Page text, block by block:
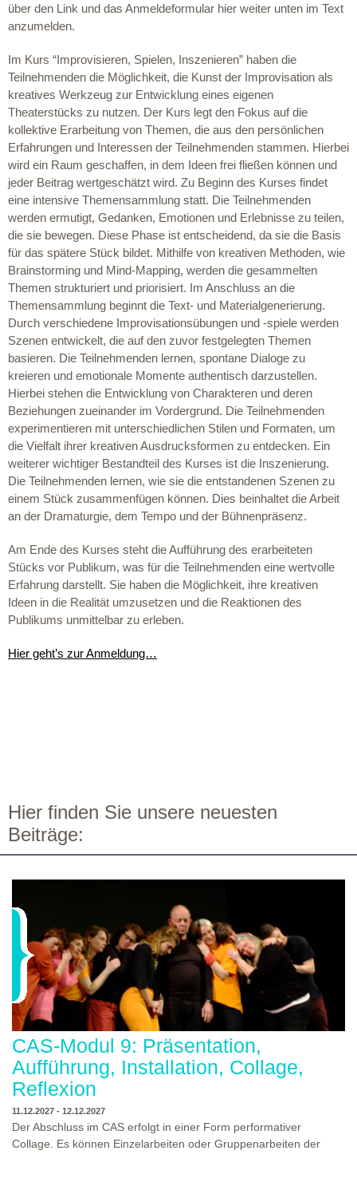
über den Link und das Anmeldeformular hier weiter unten im Text
anzumelden.
Im Kurs “Improvisieren, Spielen, Inszenieren” haben die
Teilnehmenden die Möglichkeit, die Kunst der Improvisation als
kreatives Werkzeug zur Entwicklung eines eigenen
Theaterstücks zu nutzen. Der Kurs legt den Fokus auf die
kollektive Erarbeitung von Themen, die aus den persönlichen
Erfahrungen und Interessen der Teilnehmenden stammen. Hierbei
wird ein Raum geschaffen, in dem Ideen frei fließen können und
jeder Beitrag wertgeschätzt wird. Zu Beginn des Kurses findet
eine intensive Themensammlung statt. Die Teilnehmenden
werden ermutigt, Gedanken, Emotionen und Erlebnisse zu teilen,
die sie bewegen. Diese Phase ist entscheidend, da sie die Basis
für das spätere Stück bildet. Mithilfe von kreativen Methoden, wie
Brainstorming und Mind-Mapping, werden die gesammelten
Themen strukturiert und priorisiert. Im Anschluss an die
Themensammlung beginnt die Text- und Materialgenerierung.
Durch verschiedene Improvisationsübungen und -spiele werden
Szenen entwickelt, die auf den zuvor festgelegten Themen
basieren. Die Teilnehmenden lernen, spontane Dialoge zu
kreieren und emotionale Momente authentisch darzustellen.
Hierbei stehen die Entwicklung von Charakteren und deren
Beziehungen zueinander im Vordergrund. Die Teilnehmenden
experimentieren mit unterschiedlichen Stilen und Formaten, um
die Vielfalt ihrer kreativen Ausdrucksformen zu entdecken. Ein
weiterer wichtiger Bestandteil des Kurses ist die Inszenierung.
Die Teilnehmenden lernen, wie sie die entstandenen Szenen zu
einem Stück zusammenfügen können. Dies beinhaltet die Arbeit
an der Dramaturgie, dem Tempo und der Bühnenpräsenz.
Am Ende des Kurses steht die Aufführung des erarbeiteten
Stücks vor Publikum, was für die Teilnehmenden eine wertvolle
Erfahrung darstellt. Sie haben die Möglichkeit, ihre kreativen
Ideen in die Realität umzusetzen und die Reaktionen des
Publikums unmittelbar zu erleben.
Hier geht’s zur Anmeldung…
Hier finden Sie unsere neuesten
Beiträge:
CAS-Modul 9: Präsentation,
Aufführung, Installation, Collage,
Reflexion
11.12.2027 - 12.12.2027
Der Abschluss im CAS erfolgt in einer Form performativer
Collage. Es können Einzelarbeiten oder Gruppenarbeiten der